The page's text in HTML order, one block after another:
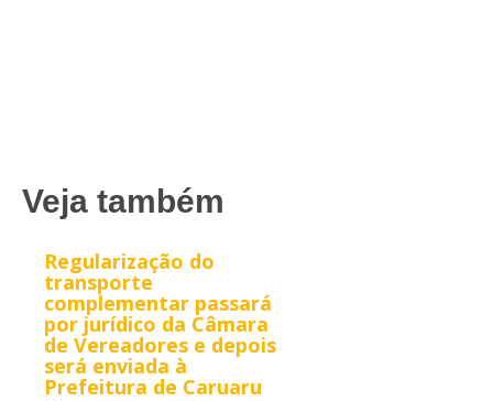
Veja também
Regularização do
transporte
complementar passará
por jurídico da Câmara
de Vereadores e depois
será enviada à
Prefeitura de Caruaru